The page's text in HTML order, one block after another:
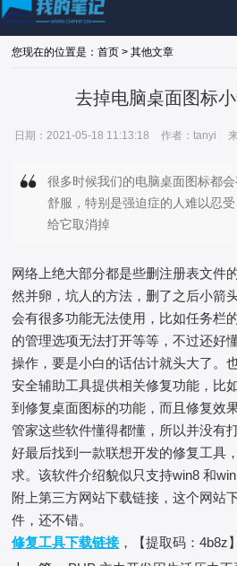
您现在的位置是：首页 > 其他文章
去掉电脑桌面图标
日期：2021-05-18 11:13:18 作者：tanyi
很多时候我们的电脑桌面图标都
舒服，特别是强迫症的人难以忍
给它取消掉
网络上绝大部分都是些删注册表文件
然并卵，坑人的方法，删了之后小箭
会有很多功能无法使用，比如任务栏
的管理选项无法打开等等，不过还好
操作，要是小白的话估计就头大了。
安全辅助工具提供相关修复功能，比
到修复桌面图标的功能，而且修复效
管家这些软件懂得都懂，所以并没有
好最后找到一款联想开发的修复工具
求。该软件介绍貌似只支持win8 和
附上第三方网站下载链接，这个网站
件，还不错。
修复工具下载链接，【提取码：4b8z】